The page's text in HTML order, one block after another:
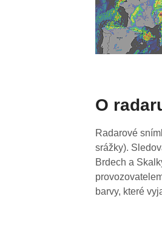
O
Radarové
srážky).
Brdech a
barvy, které